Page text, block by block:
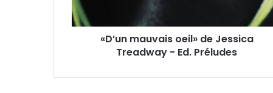
s
e
i
u
v
o
«D’un mauvais oeil» de Jessica
Treadway - Ed. Préludes